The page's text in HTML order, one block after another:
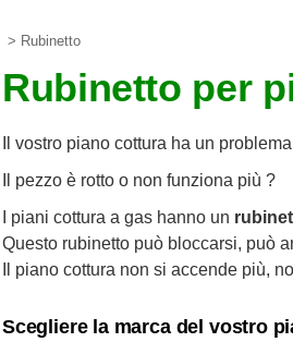
> Rubinetto
Rubinetto per
Il vostro piano cottura ha un
Il pezzo è rotto o non funziona più ?
I piani cottura a gas hanno un
Questo rubinetto può bloccarsi, può
Il piano cottura non si accende più,
Scegliere la marca del vostro